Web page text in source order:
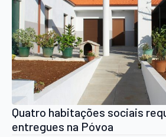
Quatro habitações sociais
entregues na Póvoa